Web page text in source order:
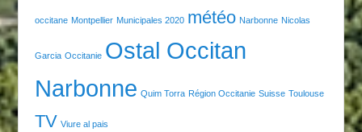
occitane Montpellier Municipales 2020 météo Narbonne Nicolas
Garcia Occitanie Ostal Occitan
Narbonne Quim Torra Région Occitanie Suisse Toulouse
TV Viure al pais